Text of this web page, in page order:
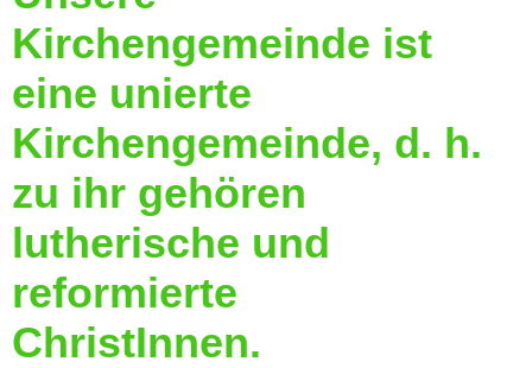
Kirchengemeinde ist
eine unierte
Kirchengemeinde, d. h.
zu ihr gehören
lutherische und
reformierte
ChristInnen.